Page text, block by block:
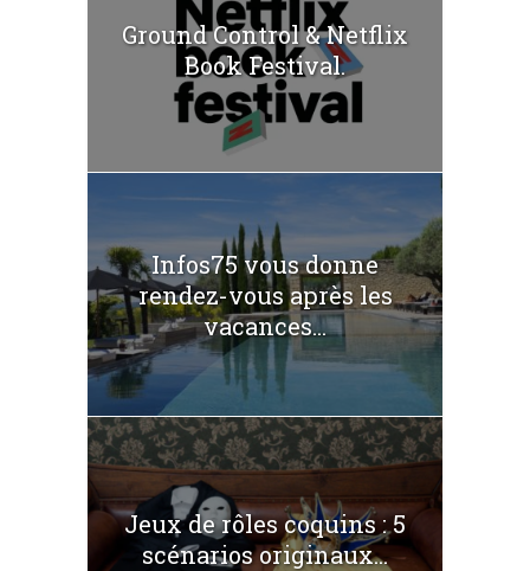
Ground Control & Netflix
Book Festival.
Infos75 vous donne
rendez-vous après les
vacances...
Jeux de rôles coquins : 5
scénarios originaux...